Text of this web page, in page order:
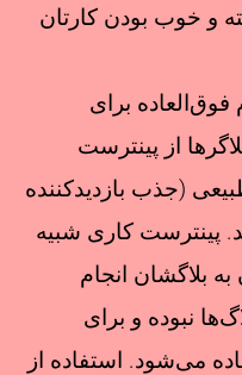
و خوب بودن کارتان
فوق‌العاده برای
از پینترست
(جذب بازدیدکننده
پینترست کاری شبیه
بلاگشان انجام
نبوده و برای
می‌شود. استفاده از